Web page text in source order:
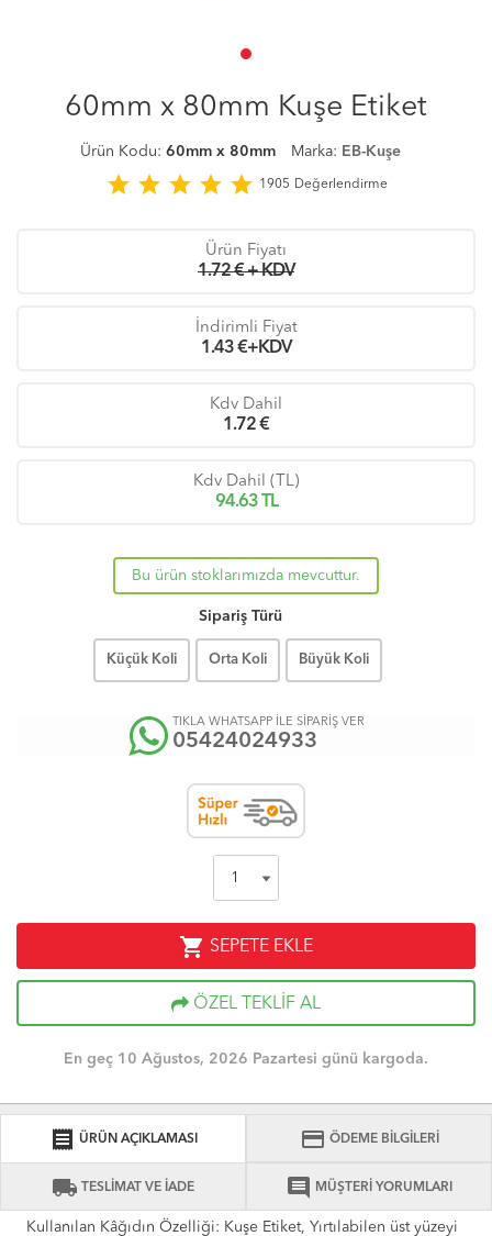
60mm x 80mm Kuşe Etiket
Ürün Kodu: 60mm x 80mm Marka: EB-Kuşe
star star star star star 1905 Değerlendirme
Ürün Fiyatı
1.72 € + KDV
İndirimli Fiyat
1.43€+KDV
Kdv Dahil
1.72€
Kdv Dahil (TL)
94.63TL
Bu ürün stoklarımızda mevcuttur.
Sipariş Türü
Küçük Koli Orta Koli Büyük Koli
TIKLA WHATSAPP İLE SİPARİŞ VER
05424024933
shopping_cart SEPETE EKLE
ÖZEL TEKLİF AL
En geç 10 Ağustos, 2026 Pazartesi günü kargoda.
receipt ÜRÜN AÇIKLAMASI credit_card ÖDEME BİLGİLERİ
local_shipping TESLİMAT VE İADE comment MÜŞTERİ YORUMLARI
Kullanılan Kâğıdın Özelliği: Kuşe Etiket, Yırtılabilen üst yüzeyi